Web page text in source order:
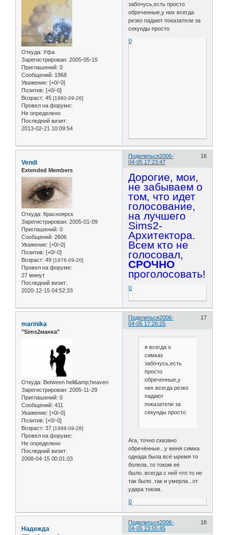
Откуда: Уфа
Зарегистрирован: 2005-05-15
Приглашений: 0
Сообщений: 1968
Уважение: [+0/-0]
Позитив: [+0/-0]
Возраст: 45 [1980-09-26]
Провел на форуме:
Не определено
Последний визит:
2013-02-21 10:09:54
забочусь,есть просто
обреченные,у них всегда
резко падают показатели за
секунды просто
0
Поделиться 16
2006-
04-05 17:23:47
Vendi
Extended Members
Откуда: Красноярск
Зарегистрирован: 2005-01-09
Приглашений: 0
Сообщений: 2606
Уважение: [+0/-0]
Позитив: [+0/-0]
Возраст: 49 [1976-09-20]
Провел на форуме:
27 минут
Последний визит:
2020-12-15 04:52:33
Дорогие, мои,
не забываем о
том, что идет
голосование,
на лучшего
Sims2-
Архитектора.
Всем кто не
голосовал,
СРОЧНО
проголосовать!!!
0
Поделиться 17
2006-
04-05 17:26:25
marinika
"Sims2манка"
Откуда: Between hell&amp;heaven
Зарегистрирован: 2005-11-29
Приглашений: 0
Сообщений: 411
Уважение: [+0/-0]
Позитив: [+0/-0]
Возраст: 37 [1988-09-28]
Провел на форуме:
Не определено
Последний визит:
2008-04-15 00:01:03
я всегда о
симках
забочусь,есть
просто
обреченные,у
них всегда резко
падают
показатели за
секунды просто
Ага, точно сказано
обречённые...у меня симка
однада была всё ыремя то
болела..то током её
было..всегда с ней что то не
так было..так и умерла...от
удара током.
0
Поделиться 18
2006-
04-05 23:55:45
Надежда